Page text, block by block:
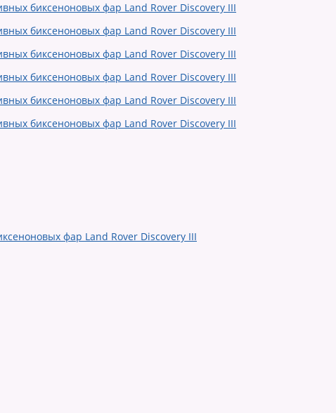
фар Land Rover Discovery III